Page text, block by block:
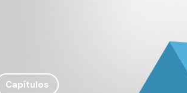
Capítulos